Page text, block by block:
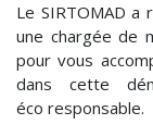
Le SIRTOMAD a
une chargée de
pour vous
dans cette
éco responsable.